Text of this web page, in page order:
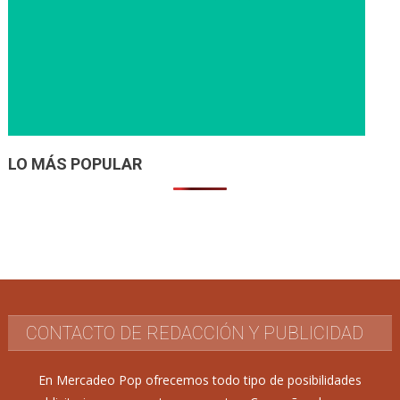
LO MÁS POPULAR
CONTACTO DE REDACCIÓN Y PUBLICIDAD
En Mercadeo Pop ofrecemos todo tipo de posibilidades